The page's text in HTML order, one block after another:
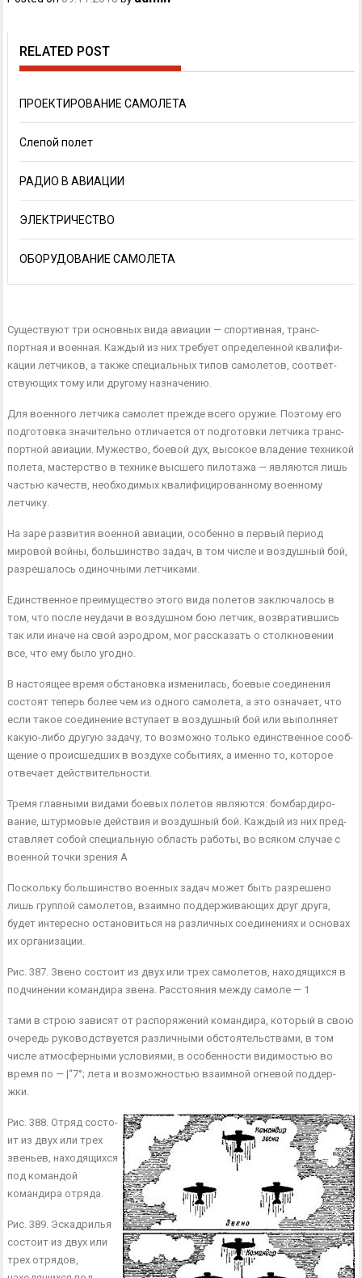
RELATED POST
ПРОЕКТИРОВАНИЕ САМОЛЕТА
Слепой полет
РАДИО В АВИАЦИИ
ЭЛЕКТРИЧЕСТВО
ОБОРУДОВАНИЕ САМОЛЕТА
Существуют три основных вида авиации — спортивная, транс­
портная и военная. Каждый из них требует определенной квалифи­
кации летчиков, а также специальных типов самолетов, соответ­
ствующих тому или другому назначению.
Для военного летчика самолет прежде всего оружие. Поэтому его
подготовка значительно отличается от подготовки летчика транс­
портной авиации. Мужество, боевой дух, высокое владение техни­кой
полета, мастерство в технике высшего пилотажа — являются лишь
частью качеств, необходимых квалифицированному военному
летчику.
На заре развития военной авиации, особенно в первый период
мировой войны, большинство задач, в том числе и воздушный бой,
разрешалось одиночными летчиками.
Единственное преимущество этого вида полетов заключалось в
том, что после неудачи в воздушном бою летчик, возвратившись
так или иначе на свой аэродром, мог рассказать о столкновении
все, что ему было угодно.
В настоящее время обстановка изменилась, боевые соединения
состоят теперь более чем из одного самолета, а это означает, что
если такое соединение вступает в воздушный бой или выполняет
какую-либо другую задачу, то возможно только единственное сооб­
щение о происшедших в воздухе событиях, а именно то, которое
отвечает действительности.
Тремя главными видами боевых полетов являются: бомбардиро­
вание, штурмовые действия и воздушный бой. Каждый из них пред­
ставляет собой специальную область работы, во всяком случае с
военной точки зрения А
Поскольку большинство военных задач может быть разрешено
лишь группой самолетов, взаимно поддерживающих друг друга,
будет интересно остановиться на различных соединениях и основах
их организации.
Рис. 387. Звено состоит из двух или трех самолетов, находя­щихся в
подчинении командира звена. Расстояния между самоле — 1
тами в строю зависят от распоряжений командира, который в свою
очередь руководствуется различ­ными обстоятельствами, в том
числе атмосферными условиями, в особенности видимостью во
время по — |“7°; лета и возможностью вза­имной огневой поддер­
жки.
Рис. 388. Отряд состо­
ит из двух или трех
зве­ньев, находящихся
под ко­мандой
командира отряда.
Рис. 389. Эскадрилья
состоит из двух или
трех отрядов,